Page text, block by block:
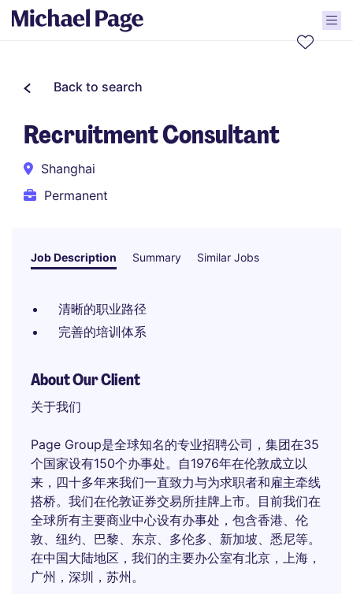
Back to search
Recruitment Consultant
Shanghai
Permanent
Job Description Summary Similar Jobs
清晰的职业路径
完善的培训体系
About Our Client
关于我们
Page Group是全球知名的专业招聘公司，集团在35
个国家设有150个办事处。自1976年在伦敦成立以
来，四十多年来我们一直致力与为求职者和雇主牵线
搭桥。我们在伦敦证券交易所挂牌上市。目前我们在
全球所有主要商业中心设有办事处，包含香港、伦
敦、纽约、巴黎、东京、多伦多、新加坡、悉尼等。
在中国大陆地区，我们的主要办公室有北京，上海，
广州，深圳，苏州。